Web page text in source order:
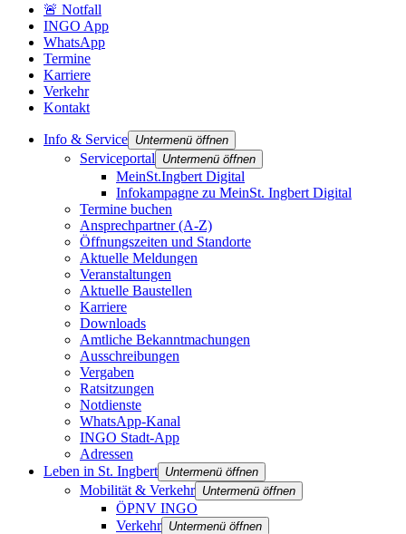
🚨 Notfall
INGO App
WhatsApp
Termine
Karriere
Verkehr
Kontakt
Info & Service Untermenü öffnen
Serviceportal Untermenü öffnen
MeinSt.Ingbert Digital
Infokampagne zu MeinSt. Ingbert Digital
Termine buchen
Ansprechpartner (A-Z)
Öffnungszeiten und Standorte
Aktuelle Meldungen
Veranstaltungen
Aktuelle Baustellen
Karriere
Downloads
Amtliche Bekanntmachungen
Ausschreibungen
Vergaben
Ratsitzungen
Notdienste
WhatsApp-Kanal
INGO Stadt-App
Adressen
Leben in St. Ingbert Untermenü öffnen
Mobilität & Verkehr Untermenü öffnen
ÖPNV INGO
Verkehr Untermenü öffnen